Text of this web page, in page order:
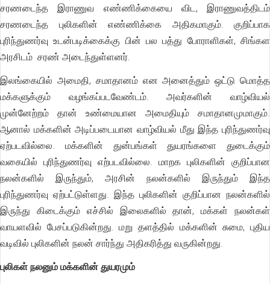
சரணடைந்த இராணுவ எண்ணிக்கையை விட, இராணுவத்திடம்
சரணடைந்த புலிகளின் எண்ணிக்கை அதிகமாகும். குறிப்பாக
புரிந்துணர்வு உடன்படிக்கைக்கு பின் பல பத்து போராளிகள், சிங்கள
அரசிடம் சரண் அடைந்துள்ளனர்.
இலங்கையில் அமைதி, சமாதானம் என அனைத்தும் ஒட்டு மொத்த
மக்களுக்கும் வழங்கப்படவேண்டம். அவர்களின் வாழ்வியல்
முன்னேற்றம் தான் உண்மையான அமைதியும் சமாதானமுமாகும்.
ஆனால் மக்களின் அடிப்படையான வாழ்வியல் மீது இந்த புரிந்துணர்வு
ஏற்படவில்லை. மக்களின் துன்பங்கள் துயரங்களை துடைக்கும்
வகையில் புரிந்துணர்வு எற்படவில்லை. மாறக புலிகளின் குறிப்பான
நலன்களில் இருந்தும், அரசின் நலன்களில் இருந்தும் இந்த
புரிந்துணர்வு ஏற்பட்டுள்ளது. இந்த புலிகளின் குறிப்பான நலன்களில்
இருந்து கிடைக்கும் எச்சில் இலைகளில் தான், மக்கள் நலன்கள்
வாயளவில் பேசப்படுகின்றது. மறு தளத்தில் மக்களின் சுமை, புதிய
வடிவில் புலிகளின் நலன் சார்ந்து அதிகரித்து வருகின்றது.
புலிகள் நலனும் மக்களின் துயரமும்